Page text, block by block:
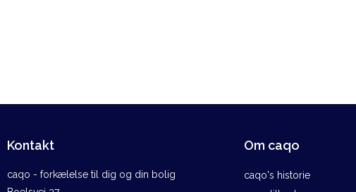
Kontakt
caqo - forkælelse til dig og din bolig
Om caqo
caqo's historie